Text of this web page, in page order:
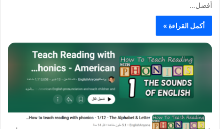
أفضل…
أكمل القراءة »